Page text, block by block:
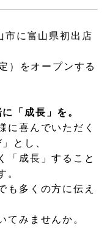
市に富山県初出店
）をオープンする
「成長」を。
に喜んでいただく
とし、
「成長」すること
も多くの方に伝え
みませんか。